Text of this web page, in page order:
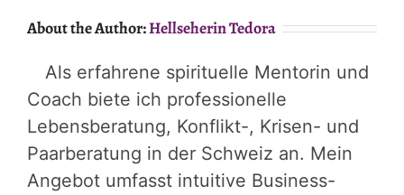
About the Author:Hellseherin Tedora
Als erfahrene spirituelle Mentorin und
Coach biete ich professionelle
Lebensberatung, Konflikt-, Krisen- und
Paarberatung in der Schweiz an. Mein
Angebot umfasst intuitive Business-